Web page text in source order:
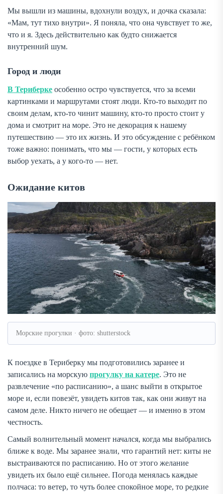
Мы вышли из машины, вдохнули воздух, и дочка сказала:
«Мам, тут тихо внутри». Я поняла, что она чувствует то же,
что и я. Здесь действительно как будто снижается
внутренний шум.
Город и люди
В Териберке особенно остро чувствуется, что за всеми
картинками и маршрутами стоят люди. Кто-то выходит по
своим делам, кто-то чинит машину, кто-то просто стоит у
дома и смотрит на море. Это не декорация к нашему
путешествию — это их жизнь. И это обсуждение с ребёнком
тоже важно: понимать, что мы — гости, у которых есть
выбор уехать, а у кого-то — нет.
Ожидание китов
Морские прогулки · фото: shutterstock
К поездке в Териберку мы подготовились заранее и
записались на морскую прогулку на катере. Это не
развлечение «по расписанию», а шанс выйти в открытое
море и, если повезёт, увидеть китов так, как они живут на
самом деле. Никто ничего не обещает — и именно в этом
честность.
Самый волнительный момент начался, когда мы выбрались
ближе к воде. Мы заранее знали, что гарантий нет: киты не
выстраиваются по расписанию. Но от этого желание
увидеть их было ещё сильнее. Погода менялась каждые
полчаса: то ветер, то чуть более спокойное море, то редкие